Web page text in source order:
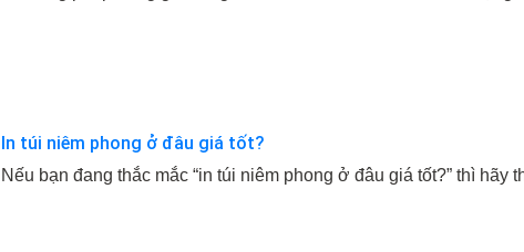
In túi niêm phong ở đâu giá tốt?
Nếu bạn đang thắc mắc “in túi niêm phong ở đâu giá tốt?” thì hãy